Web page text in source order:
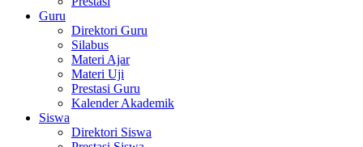
Guru
Direktori Guru
Silabus
Materi Ajar
Materi Uji
Prestasi Guru
Kalender Akademik
Siswa
Direktori Siswa